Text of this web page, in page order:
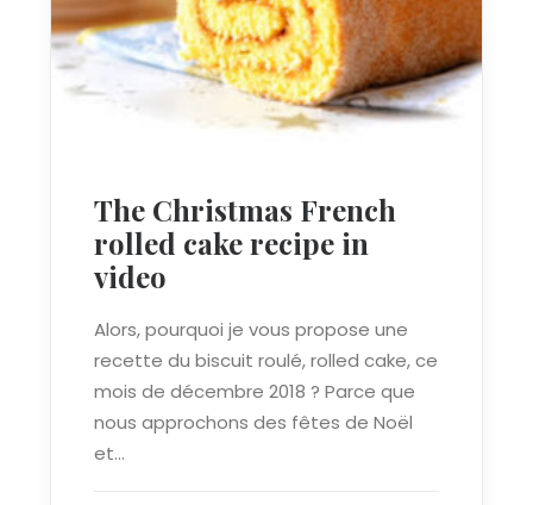
The Christmas French
rolled cake recipe in
video
Alors, pourquoi je vous propose une
recette du biscuit roulé, rolled cake, ce
mois de décembre 2018 ? Parce que
nous approchons des fêtes de Noël
et…